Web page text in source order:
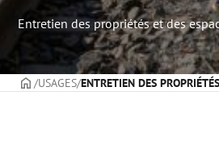
Entretien des propriétés et des
PAGE DE COUVERTURE
USAGES ENTRETIEN DES